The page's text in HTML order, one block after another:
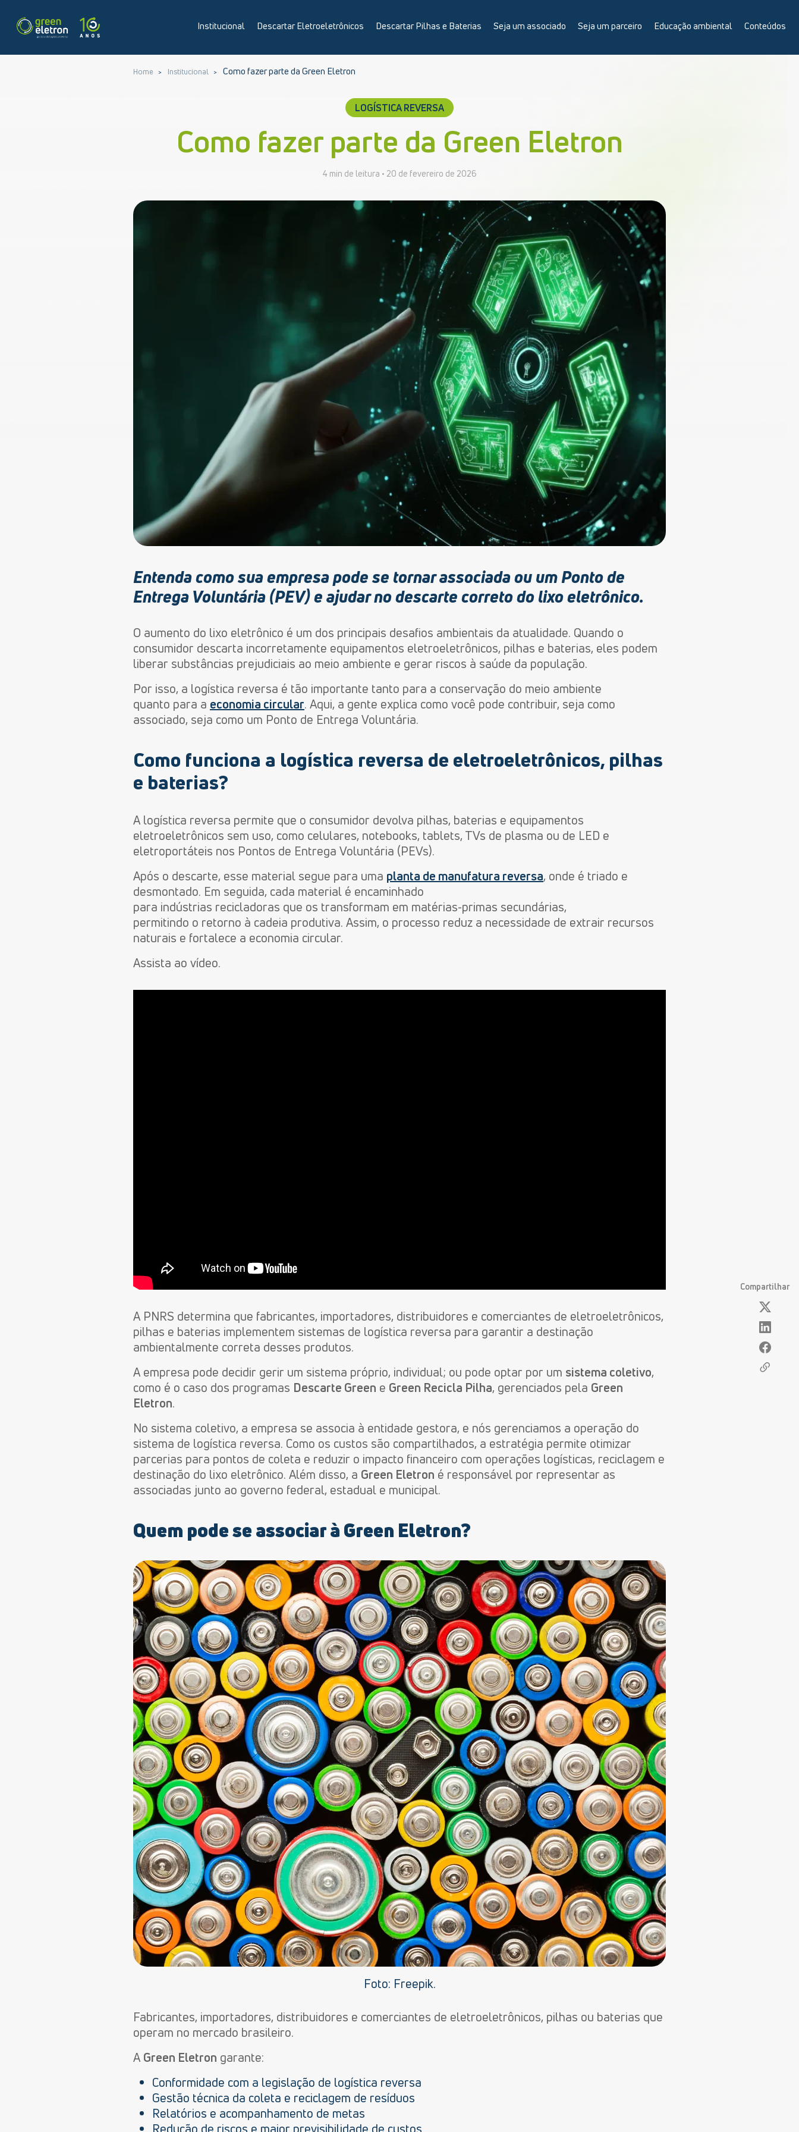
Institucional Descartar Eletroeletrônicos Descartar Pilhas e Baterias Seja um associado Seja um parceiro Educação ambiental Conteúdos
Home Institucional Como fazer parte da Green Eletron
LOGÍSTICA REVERSA
Como fazer parte da Green Eletron
4 min de leitura • 20 de fevereiro de 2026
Entenda como sua empresa pode se tornar associada ou um Ponto de
Entrega Voluntária (PEV) e ajudar no descarte correto do lixo eletrônico.
O aumento do lixo eletrônico é um dos principais desafios ambientais da atualidade. Quando o
consumidor descarta incorretamente equipamentos eletroeletrônicos, pilhas e baterias, eles podem
liberar substâncias prejudiciais ao meio ambiente e gerar riscos à saúde da população.
Por isso, a logística reversa é tão importante tanto para a conservação do meio ambiente
quanto para a economia circular. Aqui, a gente explica como você pode contribuir, seja como
associado, seja como um Ponto de Entrega Voluntária.
Como funciona a logística reversa de eletroeletrônicos, pilhas
e baterias?
A logística reversa permite que o consumidor devolva pilhas, baterias e equipamentos
eletroeletrônicos sem uso, como celulares, notebooks, tablets, TVs de plasma ou de LED e
eletroportáteis nos Pontos de Entrega Voluntária (PEVs).
Após o descarte, esse material segue para uma planta de manufatura reversa, onde é triado e
desmontado. Em seguida, cada material é encaminhado
para indústrias recicladoras que os transformam em matérias-primas secundárias,
permitindo o retorno à cadeia produtiva. Assim, o processo reduz a necessidade de extrair recursos
naturais e fortalece a economia circular.
Assista ao vídeo.
A PNRS determina que fabricantes, importadores, distribuidores e comerciantes de eletroeletrônicos,
pilhas e baterias implementem sistemas de logística reversa para garantir a destinação
ambientalmente correta desses produtos.
A empresa pode decidir gerir um sistema próprio, individual; ou pode optar por um sistema coletivo,
como é o caso dos programas Descarte Green e Green Recicla Pilha, gerenciados pela Green
Eletron.
No sistema coletivo, a empresa se associa à entidade gestora, e nós gerenciamos a operação do
sistema de logística reversa. Como os custos são compartilhados, a estratégia permite otimizar
parcerias para pontos de coleta e reduzir o impacto financeiro com operações logísticas, reciclagem e
destinação do lixo eletrônico. Além disso, a Green Eletron é responsável por representar as
associadas junto ao governo federal, estadual e municipal.
Quem pode se associar à Green Eletron?
Foto: Freepik.
Fabricantes, importadores, distribuidores e comerciantes de eletroeletrônicos, pilhas ou baterias que
operam no mercado brasileiro.
A Green Eletron garante:
Conformidade com a legislação de logística reversa
Gestão técnica da coleta e reciclagem de resíduos
Relatórios e acompanhamento de metas
Redução de riscos e maior previsibilidade de custos
Compartilhar